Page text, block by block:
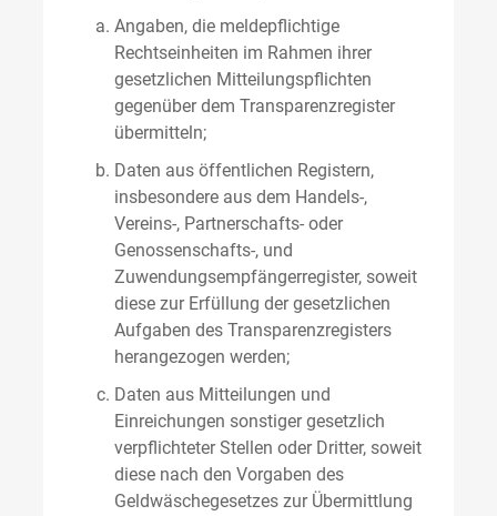
Angaben, die meldepflichtige
Rechtseinheiten im Rahmen ihrer
gesetzlichen Mitteilungspflichten
gegenüber dem Transparenzregister
übermitteln;
Daten aus öffentlichen Registern,
insbesondere aus dem Handels-,
Vereins-, Partnerschafts- oder
Genossenschafts-, und
Zuwendungsempfängerregister, soweit
diese zur Erfüllung der gesetzlichen
Aufgaben des Transparenzregisters
herangezogen werden;
Daten aus Mitteilungen und
Einreichungen sonstiger gesetzlich
verpflichteter Stellen oder Dritter, soweit
diese nach den Vorgaben des
Geldwäschegesetzes zur Übermittlung